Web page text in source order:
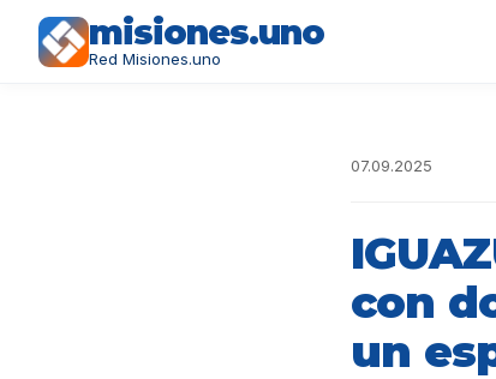
misiones.uno
Red Misiones.uno
07.09.2025
con
un